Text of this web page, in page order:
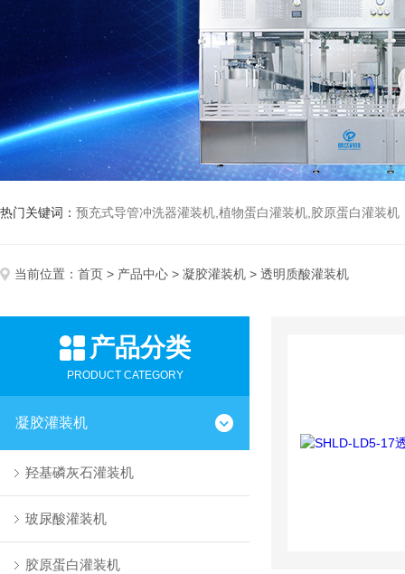
热门关键词： 预充式导管冲洗器灌装机,植物蛋白灌装机,胶原蛋白灌装机
当前位置： 首页 > 产品中心 > 凝胶灌装机 > 透明质酸灌装机
产品分类
PRODUCT CATEGORY
凝胶灌装机
羟基磷灰石灌装机
玻尿酸灌装机
胶原蛋白灌装机